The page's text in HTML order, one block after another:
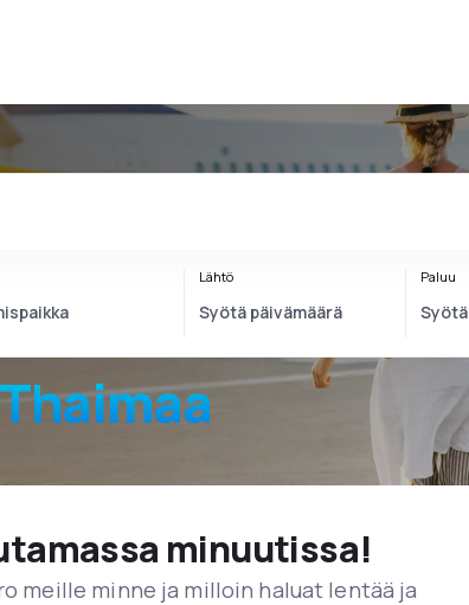
Lähtö Paluu
minuutissa!
meille minne ja milloin haluat lentää ja